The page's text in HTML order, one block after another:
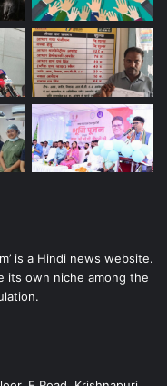
is a Hindi news website.
its own niche among the